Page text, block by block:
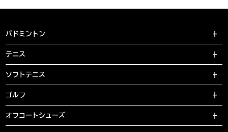
バドミントン
テニス
ソフトテニス
ゴルフ
オフコートシューズ